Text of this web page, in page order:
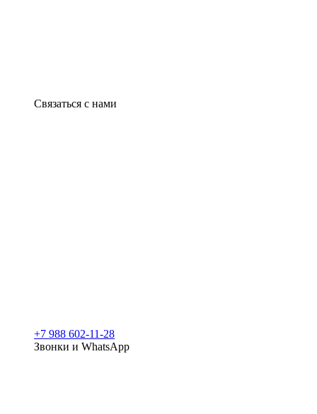
Связаться с нами
+7 988 602-11-28
Звонки и WhatsApp